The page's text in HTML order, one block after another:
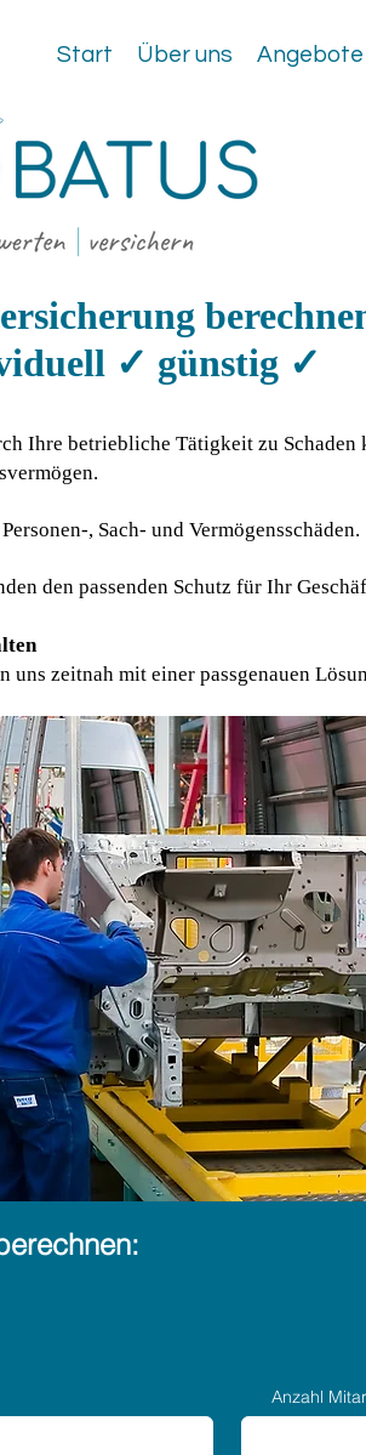
Start Über uns
✓ günstig ✓
Ihre betriebliche Tätigkeit zu Schaden
, Sach- und Vermögensschäden.
den passenden Schutz für Ihr
zeitnah mit einer passgenauen
Anzahl